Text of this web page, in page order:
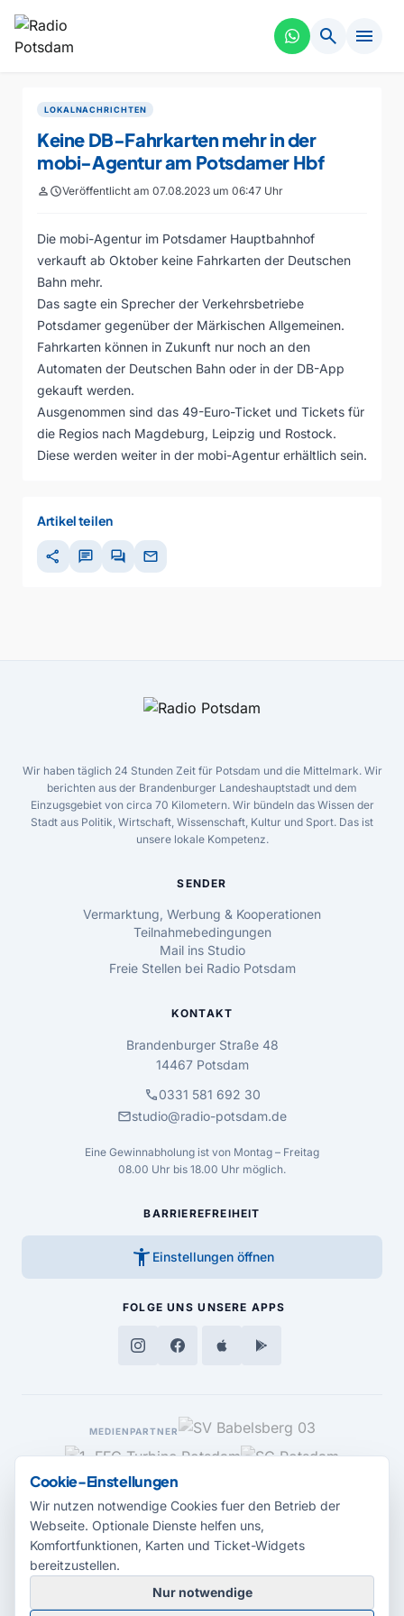
search menu
LOKALNACHRICHTEN
Keine DB-Fahrkarten mehr in der
mobi-Agentur am Potsdamer Hbf
personscheduleVeröffentlicht am 07.08.2023 um 06:47 Uhr
Die mobi-Agentur im Potsdamer Hauptbahnhof
verkauft ab Oktober keine Fahrkarten der Deutschen
Bahn mehr.
Das sagte ein Sprecher der Verkehrsbetriebe
Potsdamer gegenüber der Märkischen Allgemeinen.
Fahrkarten können in Zukunft nur noch an den
Automaten der Deutschen Bahn oder in der DB-App
gekauft werden.
Ausgenommen sind das 49-Euro-Ticket und Tickets für
die Regios nach Magdeburg, Leipzig und Rostock.
Diese werden weiter in der mobi-Agentur erhältlich sein.
Artikel teilen
share chat forum mail
Wir haben täglich 24 Stunden Zeit für Potsdam und die Mittelmark. Wir
berichten aus der Brandenburger Landeshauptstadt und dem
Einzugsgebiet von circa 70 Kilometern. Wir bündeln das Wissen der
Stadt aus Politik, Wirtschaft, Wissenschaft, Kultur und Sport. Das ist
unsere lokale Kompetenz.
SENDER
Vermarktung, Werbung & Kooperationen
Teilnahmebedingungen
Mail ins Studio
Freie Stellen bei Radio Potsdam
KONTAKT
Brandenburger Straße 48
14467 Potsdam
call0331 581 692 30
mailstudio@radio-potsdam.de
Eine Gewinnabholung ist von Montag – Freitag
08.00 Uhr bis 18.00 Uhr möglich.
BARRIEREFREIHEIT
accessibility_new Einstellungen öffnen
FOLGE UNS UNSERE APPS
MEDIENPARTNER
© 2026 Radio Potsdam. Webseite entwickelt durch dieMedienagentur
Cookie-Einstellungen
Wir nutzen notwendige Cookies fuer den Betrieb der
Webseite. Optionale Dienste helfen uns,
Komfortfunktionen, Karten und Ticket-Widgets
bereitzustellen.
Nur notwendige